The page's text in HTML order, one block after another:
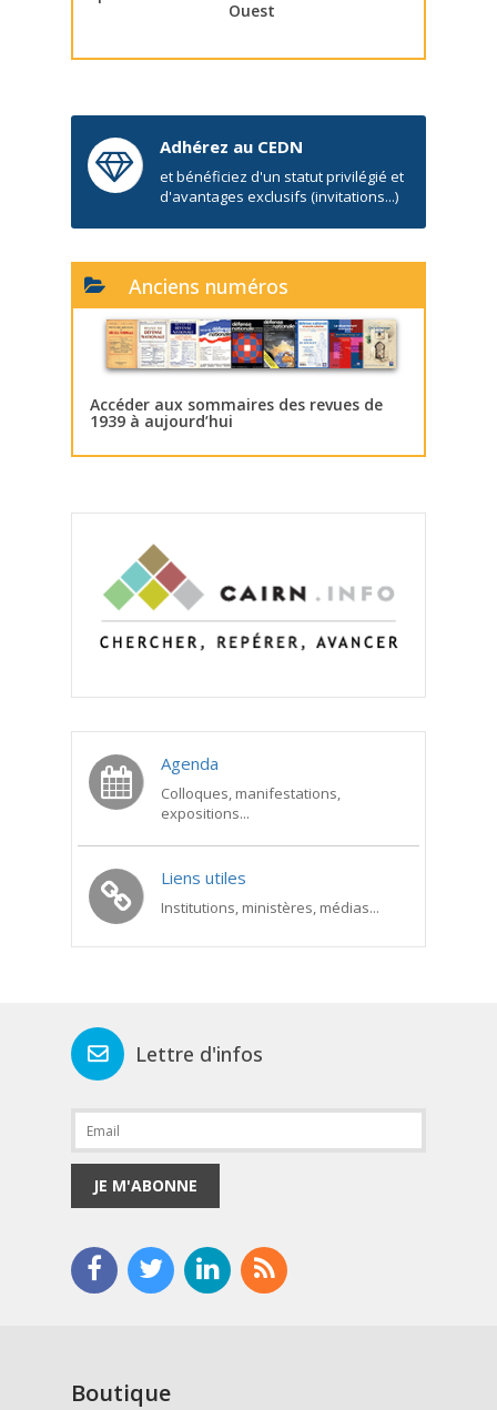
Ouest
Adhérez au CEDN
et bénéficiez d'un statut privilégié et
d'avantages exclusifs (invitations...)
Anciens numéros
Accéder aux sommaires des revues de
1939 à aujourd’hui
Agenda
Colloques, manifestations,
expositions...
Liens utiles
Institutions, ministères, médias...
Lettre d'infos
JE M'ABONNE
Boutique